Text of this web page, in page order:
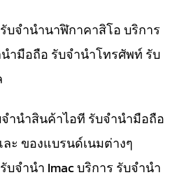
บจำนำนาฬิกาคาสิโอ บริการ
ำมือถือ รับจำนำโทรศัพท์ รับ
ำนำสินค้าไอที รับจำนำมือถือ
ะ ของแบรนด์เนมต่างๆ
จำนำ Imac บริการ รับจำนำ